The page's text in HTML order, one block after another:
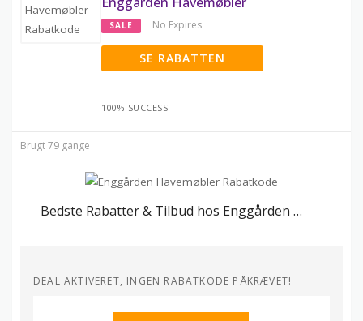
SALE No Expires
SE RABATTEN
100% SUCCESS
Brugt 79 gange
Bedste Rabatter & Tilbud hos Enggården Havemøbler
DEAL AKTIVERET, INGEN RABATKODE PÅKRÆVET!